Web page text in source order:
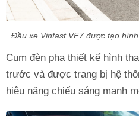
Đầu xe Vinfast VF7 được tạo
Cụm đèn pha thiết kế hình
trước và được trang bị hệ
hiệu năng chiếu sáng mạnh